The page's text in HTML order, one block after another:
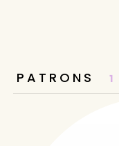
PATRONS 1